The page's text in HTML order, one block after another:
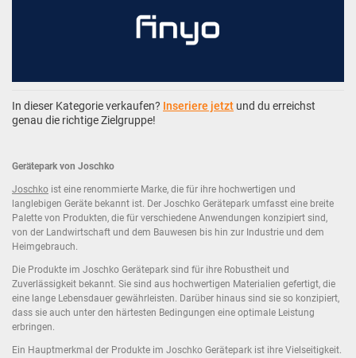
In dieser Kategorie verkaufen? Inseriere jetzt und du erreichst
genau die richtige Zielgruppe!
Gerätepark von Joschko
Joschko ist eine renommierte Marke, die für ihre hochwertigen und
langlebigen Geräte bekannt ist. Der Joschko Gerätepark umfasst eine breite
Palette von Produkten, die für verschiedene Anwendungen konzipiert sind,
von der Landwirtschaft und dem Bauwesen bis hin zur Industrie und dem
Heimgebrauch.
Die Produkte im Joschko Gerätepark sind für ihre Robustheit und
Zuverlässigkeit bekannt. Sie sind aus hochwertigen Materialien gefertigt, die
eine lange Lebensdauer gewährleisten. Darüber hinaus sind sie so konzipiert,
dass sie auch unter den härtesten Bedingungen eine optimale Leistung
erbringen.
Ein Hauptmerkmal der Produkte im Joschko Gerätepark ist ihre Vielseitigkeit.